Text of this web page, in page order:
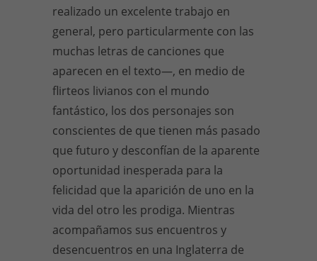
realizado un excelente trabajo en
general, pero particularmente con las
muchas letras de canciones que
aparecen en el texto—, en medio de
flirteos livianos con el mundo
fantástico, los dos personajes son
conscientes de que tienen más pasado
que futuro y desconfían de la aparente
oportunidad inesperada para la
felicidad que la aparición de uno en la
vida del otro les prodiga. Mientras
acompañamos sus encuentros y
desencuentros en una Inglaterra de